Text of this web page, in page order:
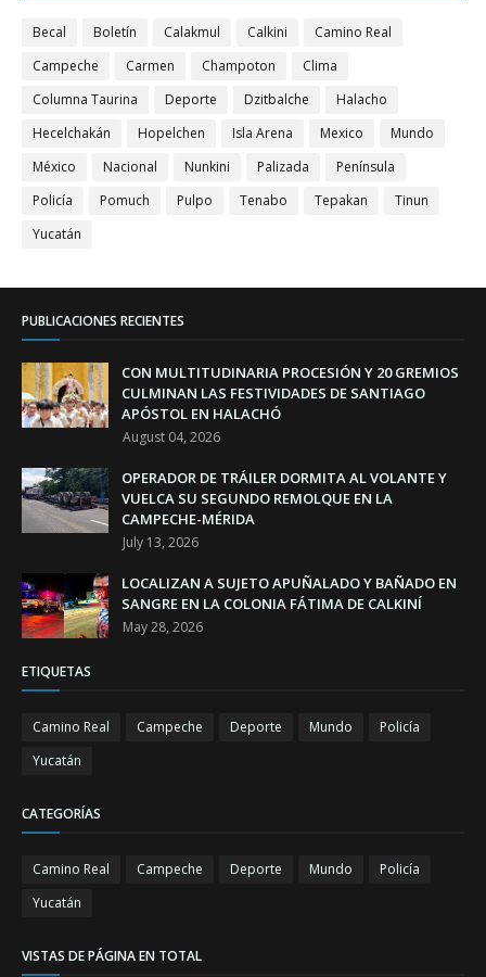
Becal Boletín Calakmul Calkini
Camino Real
Campeche
Carmen Champoton
Clima
Columna Taurina
Deporte Dzitbalche
Halacho
Hecelchakán
Hopelchen Isla Arena Mexico
Mundo
México
Nacional Nunkini Palizada
Península
Policía
Pomuch Pulpo Tenabo Tepakan
Tinun
Yucatán
PUBLICACIONES RECIENTES
CON MULTITUDINARIA PROCESIÓN Y 20 GREMIOS
CULMINAN LAS FESTIVIDADES DE SANTIAGO
APÓSTOL EN HALACHÓ
August 04, 2026
OPERADOR DE TRÁILER DORMITA AL VOLANTE Y
VUELCA SU SEGUNDO REMOLQUE EN LA
CAMPECHE-MÉRIDA
July 13, 2026
LOCALIZAN A SUJETO APUÑALADO Y BAÑADO EN
SANGRE EN LA COLONIA FÁTIMA DE CALKINÍ
May 28, 2026
ETIQUETAS
Camino Real Campeche Deporte Mundo
Policía
Yucatán
CATEGORÍAS
Camino Real Campeche Deporte Mundo
Policía
Yucatán
VISTAS DE PÁGINA EN TOTAL